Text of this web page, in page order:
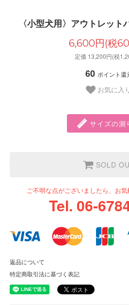
〈小型犬用〉アウトレッ
6,600円(税
定価 13,200円(税
60 ポイント還
お気に入
サイズの測
SOLD
ご不明な点がございましたら、お気
Tel. 06-
返品について
特定商取引法に基づく表記